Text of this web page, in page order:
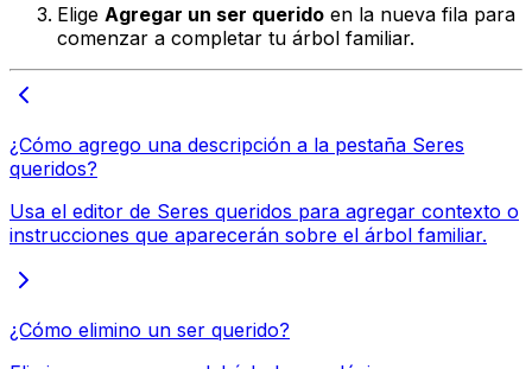
Elige Agregar un ser querido en la nueva fila para
comenzar a completar tu árbol familiar.
¿Cómo agrego una descripción a la pestaña Seres
queridos?
Usa el editor de Seres queridos para agregar contexto o
instrucciones que aparecerán sobre el árbol familiar.
¿Cómo elimino un ser querido?